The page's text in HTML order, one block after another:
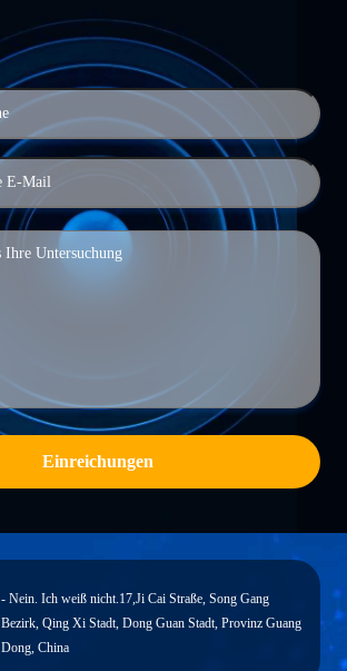
Einreichungen
- Nein. Ich weiß nicht.17,Ji Cai Straße, Song Gang
Bezirk, Qing Xi Stadt, Dong Guan Stadt, Provinz Guang
Dong, China